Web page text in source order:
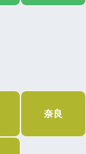
奈良